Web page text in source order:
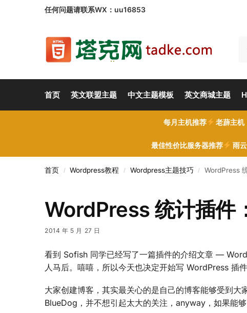
任何问题请联系WX：uu16853
首页 英文联盟主题 中文主题模板 英文商城主题
每月主机推荐 老薜主
最佳性价比服务器推荐 雨
首页 / Wordpress教程 / Wordpress主题技巧 / WordPress
WordPress 统计插件
2014 年 5 月 27 日
看到 Sofish 同学已经写了一篇插件的介绍文章 —
人马后。嘻嘻，所以今天也决定开始写 WordPress 插
大家创建博客，其实最关心的是自己的博客能够受到
BlueDog，并不想引起太大的关注，anyway，如果能